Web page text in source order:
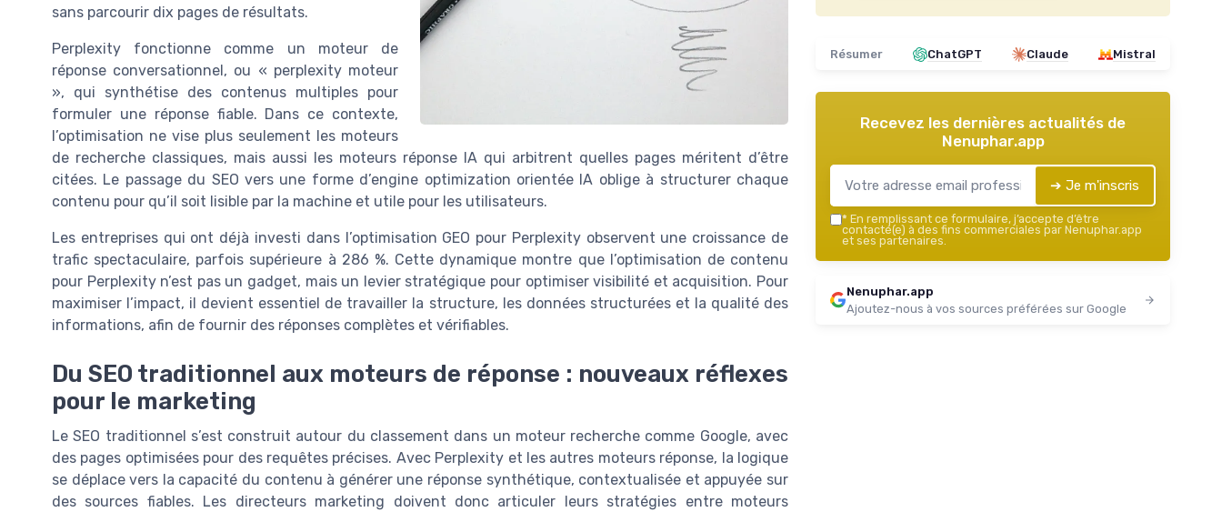
sans parcourir dix pages de résultats.
Perplexity fonctionne comme un moteur de
réponse conversationnel, ou « perplexity moteur
», qui synthétise des contenus multiples pour
formuler une réponse fiable. Dans ce contexte,
l’optimisation ne vise plus seulement les moteurs
de recherche classiques, mais aussi les moteurs réponse IA qui arbitrent quelles pages méritent d’être
citées. Le passage du SEO vers une forme d’engine optimization orientée IA oblige à structurer chaque
contenu pour qu’il soit lisible par la machine et utile pour les utilisateurs.
Les entreprises qui ont déjà investi dans l’optimisation GEO pour Perplexity observent une croissance de
trafic spectaculaire, parfois supérieure à 286 %. Cette dynamique montre que l’optimisation de contenu
pour Perplexity n’est pas un gadget, mais un levier stratégique pour optimiser visibilité et acquisition. Pour
maximiser l’impact, il devient essentiel de travailler la structure, les données structurées et la qualité des
informations, afin de fournir des réponses complètes et vérifiables.
Du SEO traditionnel aux moteurs de réponse : nouveaux réflexes
pour le marketing
Le SEO traditionnel s’est construit autour du classement dans un moteur recherche comme Google, avec
des pages optimisées pour des requêtes précises. Avec Perplexity et les autres moteurs réponse, la logique
se déplace vers la capacité du contenu à générer une réponse synthétique, contextualisée et appuyée sur
des sources fiables. Les directeurs marketing doivent donc articuler leurs stratégies entre moteurs
Résumer ChatGPT Claude Mistral
Recevez les dernières actualités de
Nenuphar.app
➔ Je m'inscris
* En remplissant ce formulaire, j’accepte d’être
contacté(e) à des fins commerciales par Nenuphar.app
et ses partenaires.
Nenuphar.app
Ajoutez-nous à vos sources préférées sur Google